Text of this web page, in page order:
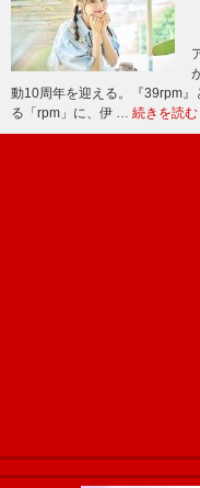
動10周年を迎える。『39rpm
る「rpm」に、伊 … 続きを読む